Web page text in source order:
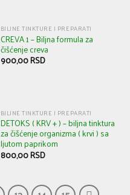
BILJNE TINKTURE I PREPARATI
CREVA 1 – Biljna formula za
čišćenje creva
900,00RSD
BILJNE TINKTURE I PREPARATI
DETOKS ( KRV + ) – biljna tinktura
za čišćenje organizma ( krvi ) sa
ljutom paprikom
800,00RSD